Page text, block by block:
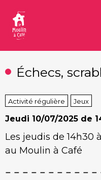
contenu
Échecs,
Activité régulière Jeux
Jeudi 10/07/2025 de
Les jeudis de 14h30
au Moulin à Café